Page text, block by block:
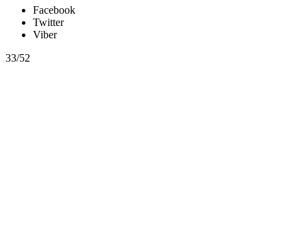
Facebook
Twitter
Viber
33/52